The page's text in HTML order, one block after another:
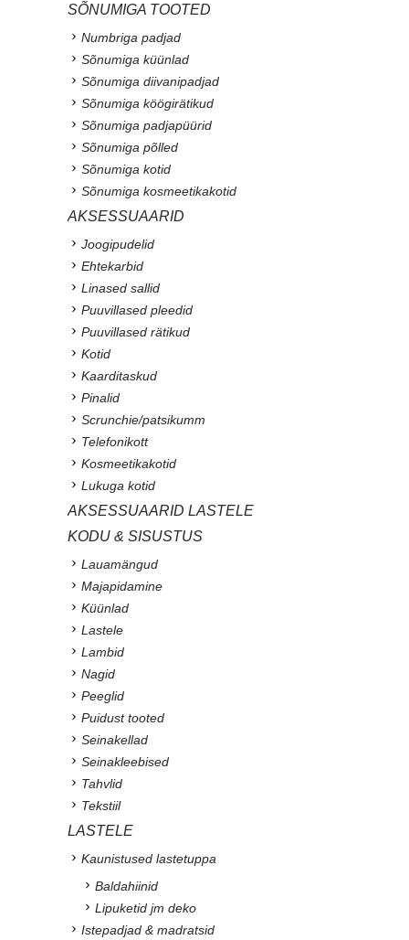
SÕNUMIGA TOOTED
Numbriga padjad
Sõnumiga küünlad
Sõnumiga diivanipadjad
Sõnumiga köögirätikud
Sõnumiga padjapüürid
Sõnumiga põlled
Sõnumiga kotid
Sõnumiga kosmeetikakotid
AKSESSUAARID
Joogipudelid
Ehtekarbid
Linased sallid
Puuvillased pleedid
Puuvillased rätikud
Kotid
Kaarditaskud
Pinalid
Scrunchie/patsikumm
Telefonikott
Kosmeetikakotid
Lukuga kotid
AKSESSUAARID LASTELE
KODU & SISUSTUS
Lauamängud
Majapidamine
Küünlad
Lastele
Lambid
Nagid
Peeglid
Puidust tooted
Seinakellad
Seinakleebised
Tahvlid
Tekstiil
LASTELE
Kaunistused lastetuppa
Baldahiinid
Lipuketid jm deko
Istepadjad & madratsid